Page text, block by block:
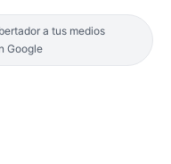
a tus medios
Google